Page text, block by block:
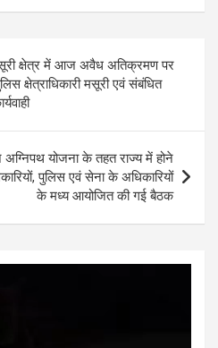
ke
dI
n
ar
क्षेत्र में आज अवैध अतिक्रमण पर
क्षेत्राधिकारी मसूरी एवं संबंधित
योजना के तहत राज्य में होने
पुलिस एवं सेना के अधिकारियों
के मध्य आयोजित की गई बैठक